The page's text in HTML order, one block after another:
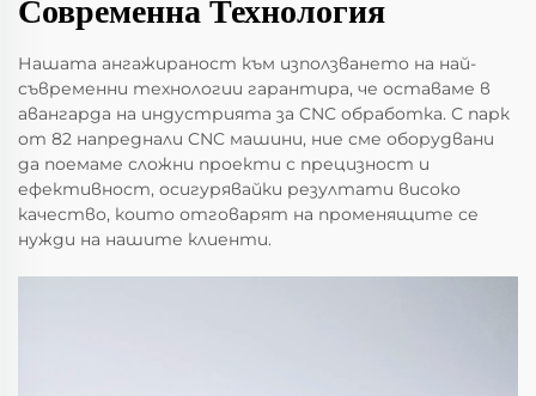
Современна Технология
Нашата ангажираност към използването на най-
съвременни технологии гарантира, че оставаме в
авангарда на индустрията за CNC обработка. С парк
от 82 напреднали CNC машини, ние сме оборудвани
да поемаме сложни проекти с прецизност и
ефективност, осигурявайки резултати високо
качество, които отговарят на променящите се
нужди на нашите клиенти.